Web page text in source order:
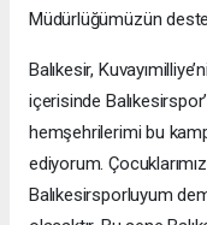
Müdürlüğümüzün
Balıkesir,
içerisinde
hemşehrilerimi bu
ediyorum.
Balıkesirsporluyum